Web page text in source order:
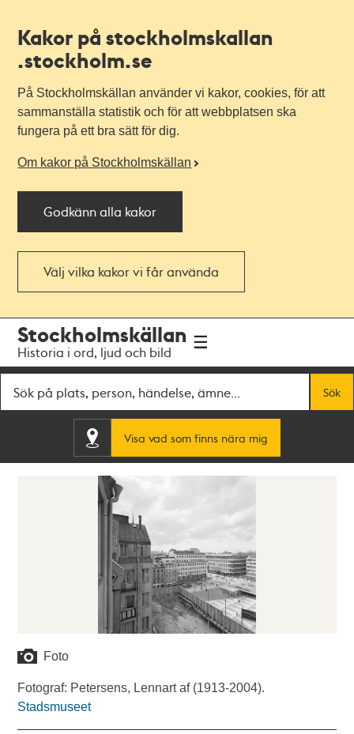
Kakor på stockholmskallan
.stockholm.se
På Stockholmskällan använder vi kakor, cookies, för att
sammanställa statistik och för att webbplatsen ska
fungera på ett bra sätt för dig.
Om kakor på Stockholmskällan
Godkänn alla kakor
Välj vilka kakor vi får använda
navigationen
huvudinnehållet
Stockholmskällan
Historia i ord, ljud och bild
Sök
Visa vad som finns nära mig
Foto
Fotograf: Petersens, Lennart af (1913-2004).
Stadsmuseet